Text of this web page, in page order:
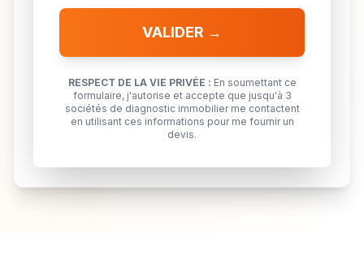
VALIDER →
RESPECT DE LA VIE PRIVÉE : En soumettant ce
formulaire, j'autorise et accepte que jusqu'à 3
sociétés de diagnostic immobilier me contactent
en utilisant ces informations pour me fournir un
devis.